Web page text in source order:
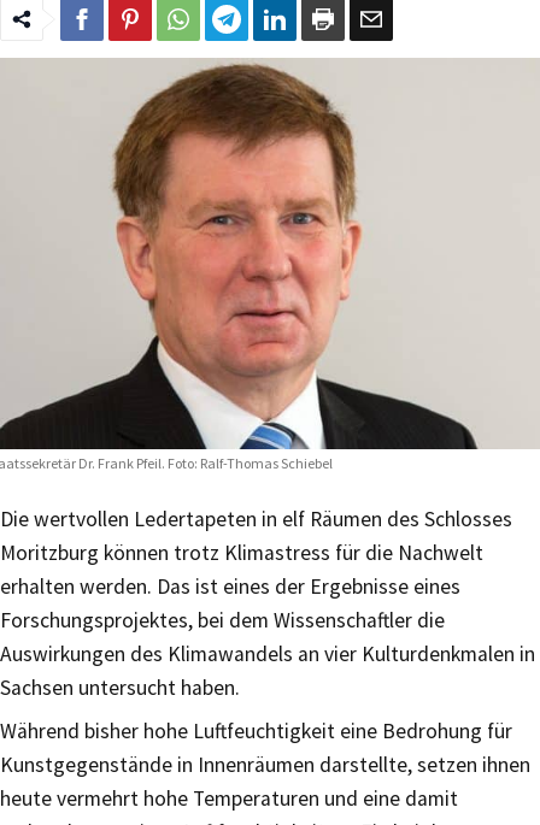
Dr. Frank Pfeil. Foto: Ralf-Thomas Schiebel
Die wertvollen Ledertapeten in elf Räumen des Schlosses
Moritzburg können trotz Klimastress für die Nachwelt
erhalten werden. Das ist eines der Ergebnisse eines
Forschungsprojektes, bei dem Wissenschaftler die
Auswirkungen des Klimawandels an vier Kulturdenkmalen in
Sachsen untersucht haben.
Während bisher hohe Luftfeuchtigkeit eine Bedrohung für
Kunstgegenstände in Innenräumen darstellte, setzen ihnen
heute vermehrt hohe Temperaturen und eine damit